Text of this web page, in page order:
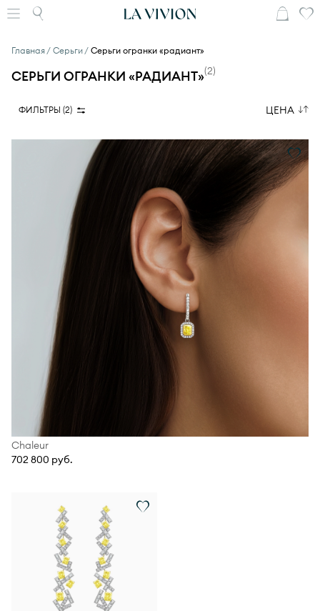
Главная Серьги Серьги огранки «радиант»
СЕРЬГИ ОГРАНКИ «РАДИАНТ»(2)
ФИЛЬТРЫ (2) ЦЕНА
Chaleur
702 800 руб.